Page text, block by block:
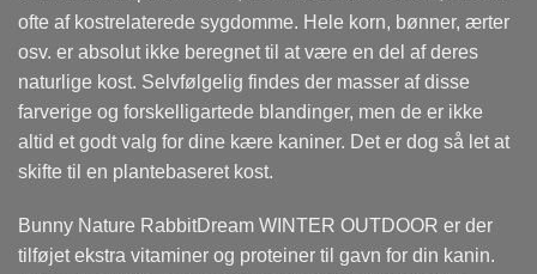
ofte af kostrelaterede sygdomme. Hele korn, bønner, ærter
osv. er absolut ikke beregnet til at være en del af deres
naturlige kost. Selvfølgelig findes der masser af disse
farverige og forskelligartede blandinger, men de er ikke
altid et godt valg for dine kære kaniner. Det er dog så let at
skifte til en plantebaseret kost.
Bunny Nature RabbitDream WINTER OUTDOOR er der
tilføjet ekstra vitaminer og proteiner til gavn for din kanin.